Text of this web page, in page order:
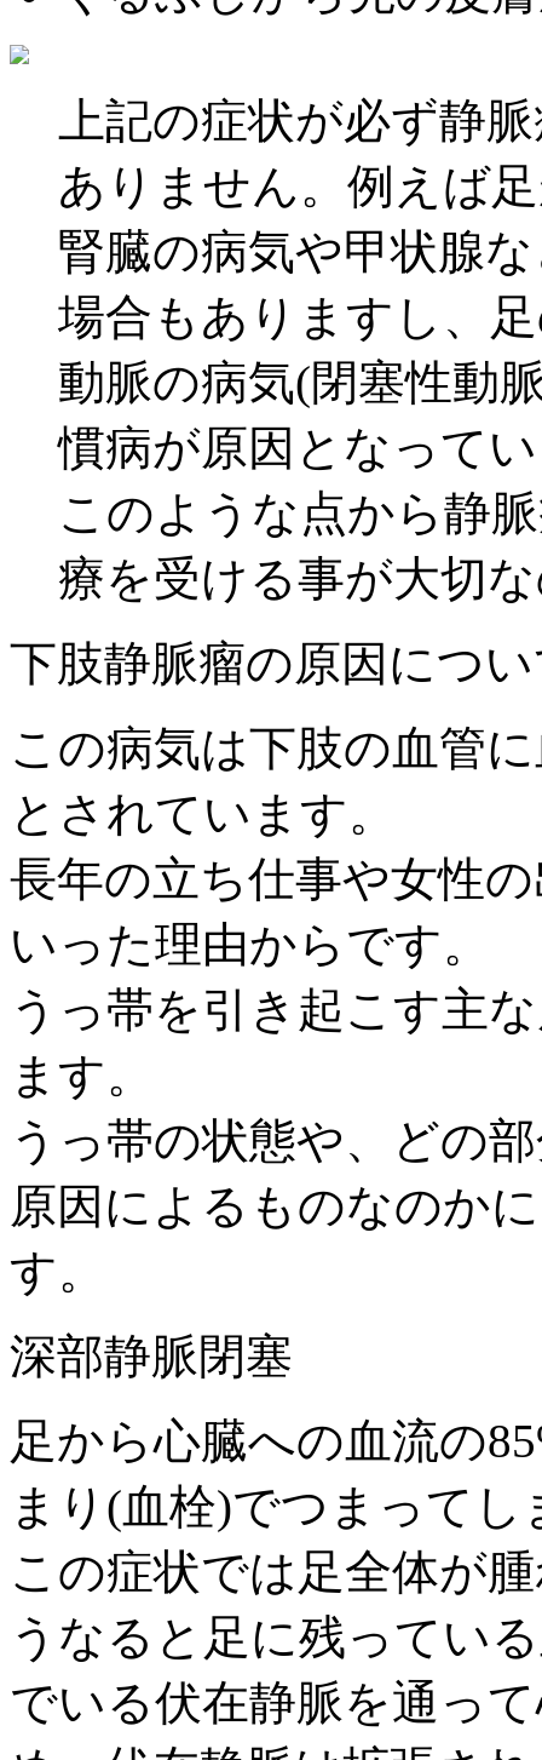
上記の症状が必ず静
ありません。例えば
腎臓の病気や甲状腺
場合もありますし、
動脈の病気(閉塞性動
慣病が原因となって
このような点から静
療を受ける事が大切
下肢静脈瘤の原因につ
この病気は下肢の血管
とされています。
長年の立ち仕事や女性
いった理由からです。
うっ帯を引き起こす主
ます。
うっ帯の状態や、どの
原因によるものなのか
す。
深部静脈閉塞
足から心臓への血流の
まり(血栓)でつまって
この症状では足全体が
うなると足に残ってい
でいる伏在静脈を通っ